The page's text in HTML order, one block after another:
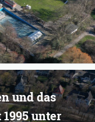
und das
unter